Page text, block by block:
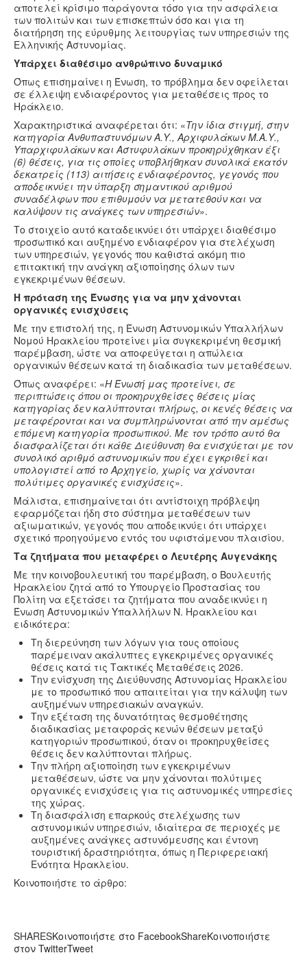
αποτελεί κρίσιμο παράγοντα τόσο για την ασφάλεια
των πολιτών και των επισκεπτών όσο και για τη
διατήρηση της εύρυθμης λειτουργίας των υπηρεσιών της
Ελληνικής Αστυνομίας.
Υπάρχει διαθέσιμο ανθρώπινο δυναμικό
Όπως επισημαίνει η Ένωση, το πρόβλημα δεν οφείλεται
σε έλλειψη ενδιαφέροντος για μεταθέσεις προς το
Ηράκλειο.
Χαρακτηριστικά αναφέρεται ότι: «Την ίδια στιγμή, στην
κατηγορία Ανθυπαστυνόμων Α.Υ., Αρχιφυλάκων Μ.Α.Υ.,
Υπαρχιφυλάκων και Αστυφυλάκων προκηρύχθηκαν έξι
(6) θέσεις, για τις οποίες υποβλήθηκαν συνολικά εκατόν
δεκατρείς (113) αιτήσεις ενδιαφέροντος, γεγονός που
αποδεικνύει την ύπαρξη σημαντικού αριθμού
συναδέλφων που επιθυμούν να μετατεθούν και να
καλύψουν τις ανάγκες των υπηρεσιών».
Το στοιχείο αυτό καταδεικνύει ότι υπάρχει διαθέσιμο
προσωπικό και αυξημένο ενδιαφέρον για στελέχωση
των υπηρεσιών, γεγονός που καθιστά ακόμη πιο
επιτακτική την ανάγκη αξιοποίησης όλων των
εγκεκριμένων θέσεων.
Η πρόταση της Ένωσης για να μην χάνονται
οργανικές ενισχύσεις
Με την επιστολή της, η Ένωση Αστυνομικών Υπαλλήλων
Νομού Ηρακλείου προτείνει μία συγκεκριμένη θεσμική
παρέμβαση, ώστε να αποφεύγεται η απώλεια
οργανικών θέσεων κατά τη διαδικασία των μεταθέσεων.
Όπως αναφέρει: «Η Ένωσή μας προτείνει, σε
περιπτώσεις όπου οι προκηρυχθείσες θέσεις μίας
κατηγορίας δεν καλύπτονται πλήρως, οι κενές θέσεις να
μεταφέρονται και να συμπληρώνονται από την αμέσως
επόμενη κατηγορία προσωπικού. Με τον τρόπο αυτό θα
διασφαλίζεται ότι κάθε Διεύθυνση θα ενισχύεται με τον
συνολικό αριθμό αστυνομικών που έχει εγκριθεί και
υπολογιστεί από το Αρχηγείο, χωρίς να χάνονται
πολύτιμες οργανικές ενισχύσεις».
Μάλιστα, επισημαίνεται ότι αντίστοιχη πρόβλεψη
εφαρμόζεται ήδη στο σύστημα μεταθέσεων των
αξιωματικών, γεγονός που αποδεικνύει ότι υπάρχει
σχετικό προηγούμενο εντός του υφιστάμενου πλαισίου.
Τα ζητήματα που μεταφέρει ο Λευτέρης Αυγενάκης
Με την κοινοβουλευτική του παρέμβαση, ο Βουλευτής
Ηρακλείου ζητά από το Υπουργείο Προστασίας του
Πολίτη να εξετάσει τα ζητήματα που αναδεικνύει η
Ένωση Αστυνομικών Υπαλλήλων Ν. Ηρακλείου και
ειδικότερα:
Τη διερεύνηση των λόγων για τους οποίους
παρέμειναν ακάλυπτες εγκεκριμένες οργανικές
θέσεις κατά τις Τακτικές Μεταθέσεις 2026.
Την ενίσχυση της Διεύθυνσης Αστυνομίας Ηρακλείου
με το προσωπικό που απαιτείται για την κάλυψη των
αυξημένων υπηρεσιακών αναγκών.
Την εξέταση της δυνατότητας θεσμοθέτησης
διαδικασίας μεταφοράς κενών θέσεων μεταξύ
κατηγοριών προσωπικού, όταν οι προκηρυχθείσες
θέσεις δεν καλύπτονται πλήρως.
Την πλήρη αξιοποίηση των εγκεκριμένων
μεταθέσεων, ώστε να μην χάνονται πολύτιμες
οργανικές ενισχύσεις για τις αστυνομικές υπηρεσίες
της χώρας.
Τη διασφάλιση επαρκούς στελέχωσης των
αστυνομικών υπηρεσιών, ιδιαίτερα σε περιοχές με
αυξημένες ανάγκες αστυνόμευσης και έντονη
τουριστική δραστηριότητα, όπως η Περιφερειακή
Ενότητα Ηρακλείου.
Κοινοποιήστε το άρθρο:
SHARESΚοινοποιήστε στο FacebookShareΚοινοποιήστε
στον TwitterTweet